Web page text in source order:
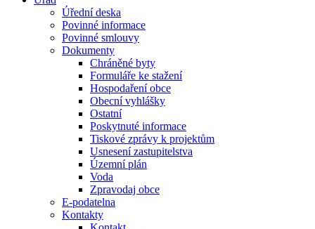
Úřední deska
Povinné informace
Povinné smlouvy
Dokumenty
Chráněné byty
Formuláře ke stažení
Hospodaření obce
Obecní vyhlášky
Ostatní
Poskytnuté informace
Tiskové zprávy k projektům
Usnesení zastupitelstva
Územní plán
Voda
Zpravodaj obce
E-podatelna
Kontakty